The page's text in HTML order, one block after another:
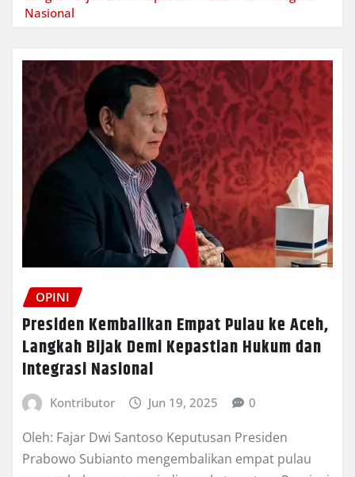
Nasional
OPINI
Presiden Kembalikan Empat Pulau ke Aceh,
Langkah Bijak Demi Kepastian Hukum dan
Integrasi Nasional
Kontributor Jun 19, 2025 0
Oleh: Fajar Dwi Santoso Keputusan Presiden
Prabowo Subianto mengembalikan empat pulau